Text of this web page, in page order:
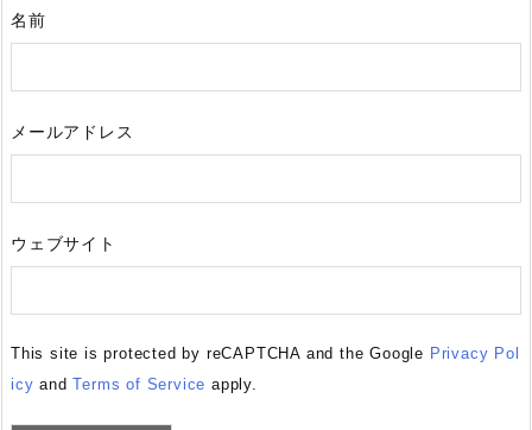
名前
メールアドレス
ウェブサイト
This site is protected by reCAPTCHA and the Google Privacy Pol
icy andTerms of Service apply.